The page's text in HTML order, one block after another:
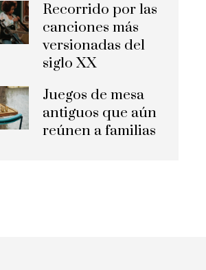
Recorrido por las
canciones más
versionadas del
siglo XX
Juegos de mesa
antiguos que aún
reúnen a familias